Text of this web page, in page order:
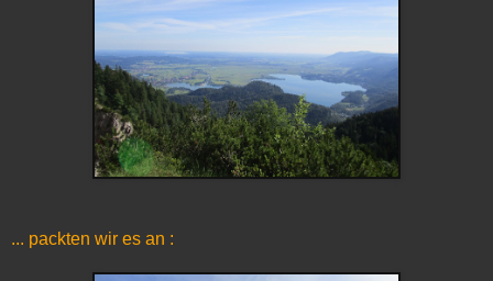
... packten wir es an :